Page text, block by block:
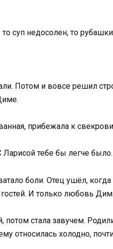
суп недосолен, то
Потом и вовсе решил
прибежала к
тебе бы легче было.
боли. Отец ушёл,
И только любовь
потом стала завучем.
относилась холодно,